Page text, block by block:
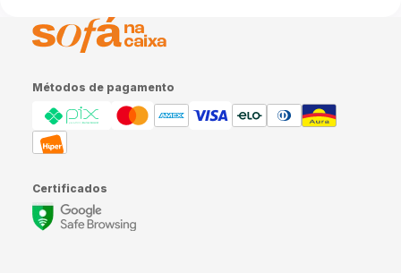
Métodos de pagamento
Certificados